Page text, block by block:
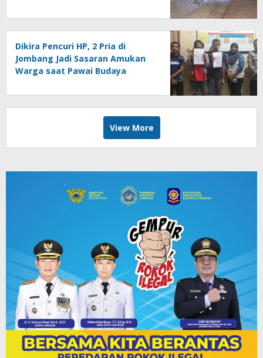
Dikira Pencuri HP, 2 Pria di
Jombang Jadi Sasaran Amukan
Warga saat Pawai Budaya
View More